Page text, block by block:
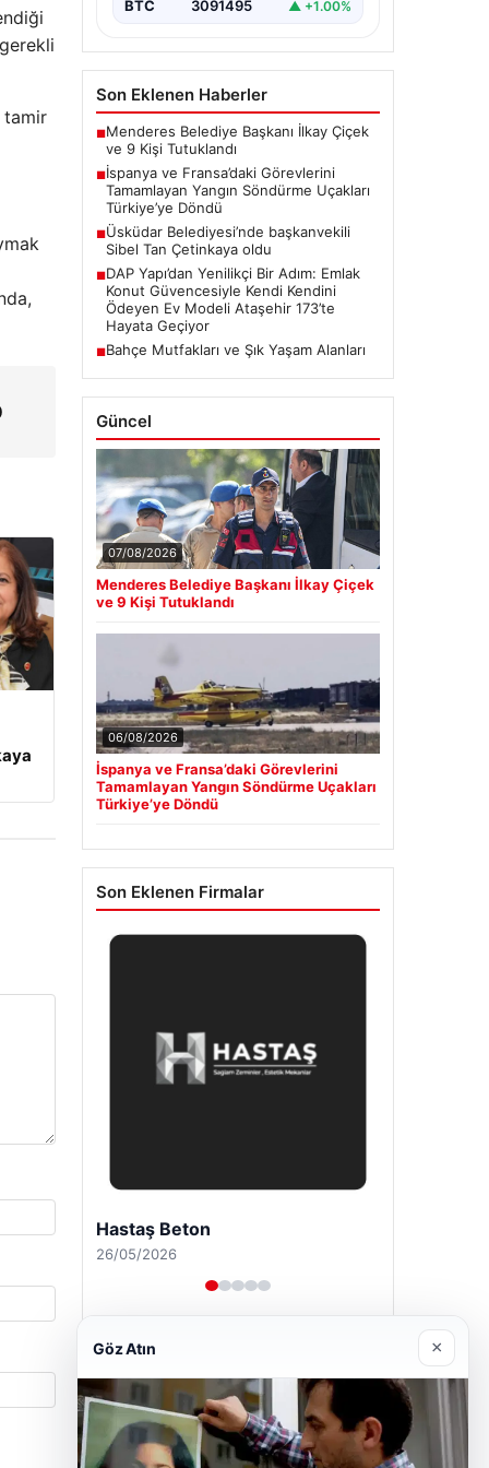
tamir
BTC 3091495 ▲ +1.00%
Son Eklenen Haberler
■Menderes Belediye Başkanı İlkay Çiçek
ve 9 Kişi Tutuklandı
■İspanya ve Fransa’daki Görevlerini
Tamamlayan Yangın Söndürme Uçakları
Türkiye’ye Döndü
■Üsküdar Belediyesi’nde başkanvekili
Sibel Tan Çetinkaya oldu
■DAP Yapı’dan Yenilikçi Bir Adım: Emlak
Konut Güvencesiyle Kendi Kendini
Ödeyen Ev Modeli Ataşehir 173’te
Hayata Geçiyor
■Bahçe Mutfakları ve Şık Yaşam Alanları
Güncel
07/08/2026
Menderes Belediye Başkanı İlkay Çiçek
ve 9 Kişi Tutuklandı
06/08/2026
İspanya ve Fransa’daki Görevlerini
Tamamlayan Yangın Söndürme Uçakları
Türkiye’ye Döndü
Son Eklenen Firmalar
Enes Kaplan Avukatlık Bürosu
28/04/2026
Göz Atın ×